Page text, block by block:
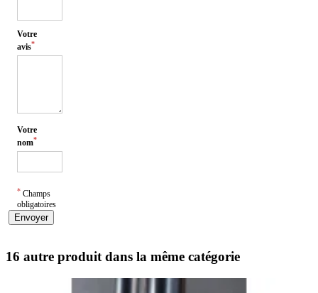
Votre
avis*
Votre
nom*
* Champs
obligatoires
Envoyer
16 autre produit dans la même catégorie